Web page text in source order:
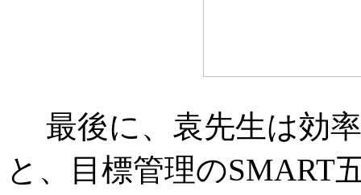
最後に、袁先生は効
と、目標管理のSMART